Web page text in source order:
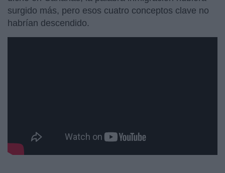
surgido más, pero esos cuatro conceptos clave no
habrían descendido.